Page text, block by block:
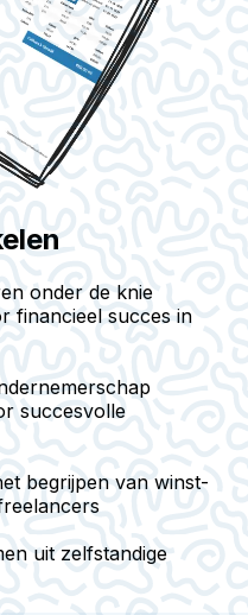
onder de knie
financieel succes in
succesvolle
begrijpen van winst-
uit zelfstandige